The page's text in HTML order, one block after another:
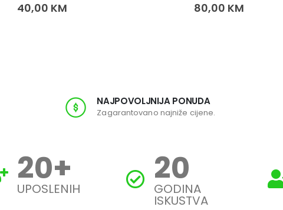
40,00 KM 80,00 KM
NAJPOVOLJNIJA PONUDA
Zagarantovano najniže cijene.
20+
UPOSLENIH 20
GODINA
ISKUSTVA